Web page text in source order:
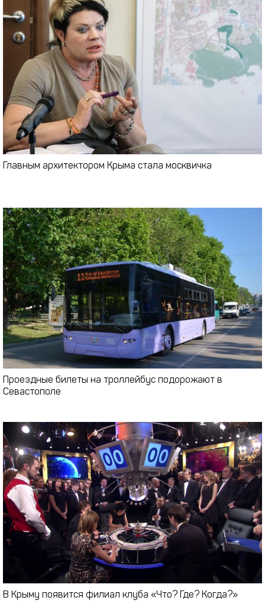
Главным архитектором Крыма стала москвичка
Проездные билеты на троллейбус подорожают в
Севастополе
В Крыму появится филиал клуба «Что? Где? Когда?»